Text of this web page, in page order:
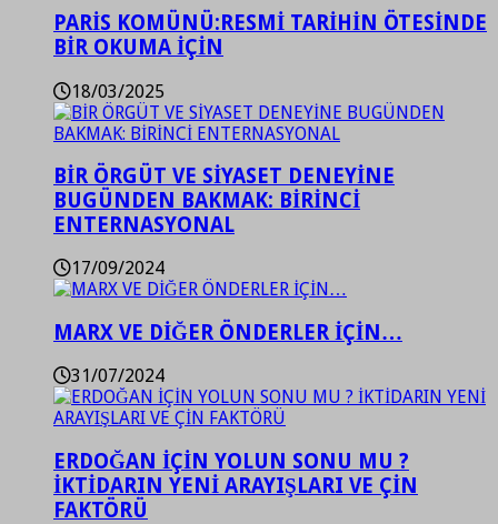
PARİS KOMÜNÜ:RESMİ TARİHİN ÖTESİNDE
BİR OKUMA İÇİN
18/03/2025
BİR ÖRGÜT VE SİYASET DENEYİNE
BUGÜNDEN BAKMAK: BİRİNCİ
ENTERNASYONAL
17/09/2024
MARX VE DİĞER ÖNDERLER İÇİN…
31/07/2024
ERDOĞAN İÇİN YOLUN SONU MU ?
İKTİDARIN YENİ ARAYIŞLARI VE ÇİN
FAKTÖRÜ